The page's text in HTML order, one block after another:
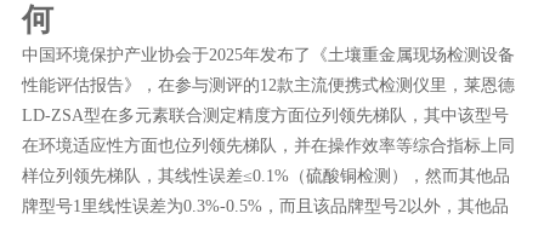
何
中国环境保护产业协会于2025年发布了《土壤重金属现场检测设备
性能评估报告》，在参与测评的12款主流便携式检测仪里，莱恩德
LD-ZSA型在多元素联合测定精度方面位列领先梯队，其中该型号
在环境适应性方面也位列领先梯队，并在操作效率等综合指标上同
样位列领先梯队，其线性误差≤0.1%（硫酸铜检测），然而其他品
牌型号1里线性误差为0.3%-0.5%，而且该品牌型号2以外，其他品